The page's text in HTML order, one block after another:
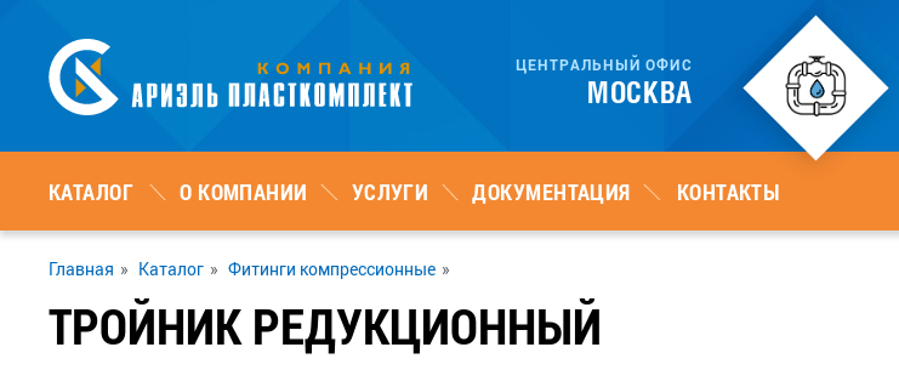
ЦЕНТРАЛЬНЫЙ ОФИС
МОСКВА
КАТАЛОГ О КОМПАНИИ УСЛУГИ ДОКУМЕНТАЦИЯ КОНТАКТЫ
Главная » Каталог » Фитинги компрессионные »
ТРОЙНИК РЕДУКЦИОННЫЙ